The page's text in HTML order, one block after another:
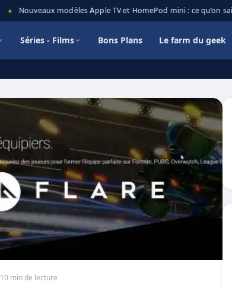
Nouveaux modèles Apple TV et HomePod mini : ce qu’on sait
Séries - Films Bons Plans Le farm du geek
10 min de lecture